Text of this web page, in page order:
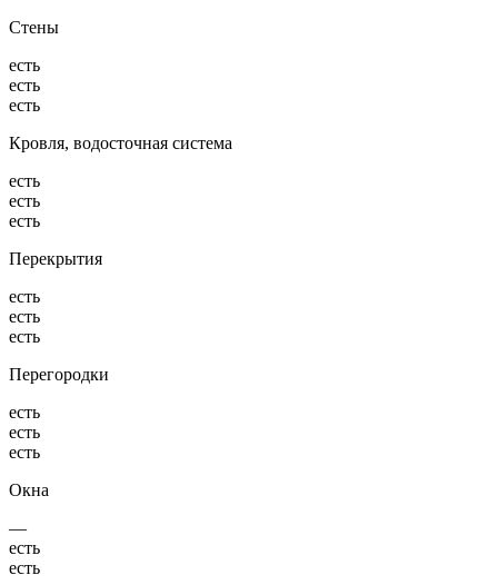
Стены
есть
есть
есть
Кровля, водосточная система
есть
есть
есть
Перекрытия
есть
есть
есть
Перегородки
есть
есть
есть
Окна
—
есть
есть